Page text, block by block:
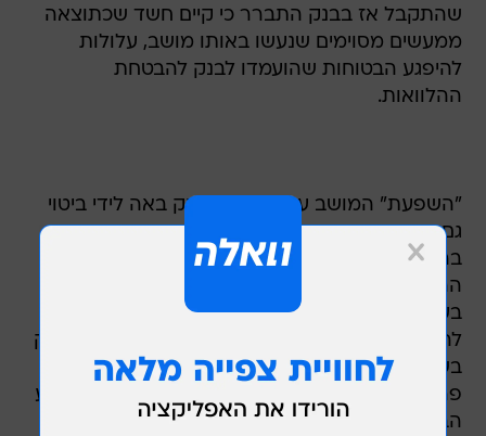
שהתקבל אז בבנק התברר כי קיים חשד שכתוצאה
ממעשים מסוימים שנעשו באותו מושב, עלולות
להיפגע הבטוחות שהועמדו לבנק להבטחת
ההלוואות.
"השפעת" המושב על דו"חות הבנק באה לידי ביטוי
גם ברבעון הרביעי של 2001, והפעם מדובר
בהשפעה חיובית, וזאת לאחר שהבנק הקטין את
בעקבות פעולת הבנק לחיזוק מערך הבטוחות
להבטחת ההלוואות הללו. בדיקת סך הפרשות הבנק
בשני הרבעונים האחרונים מראה עד כמה השפיעה
פרשה זו על סך ההפרשות לחובות מסופקים שביצע
הבנק.